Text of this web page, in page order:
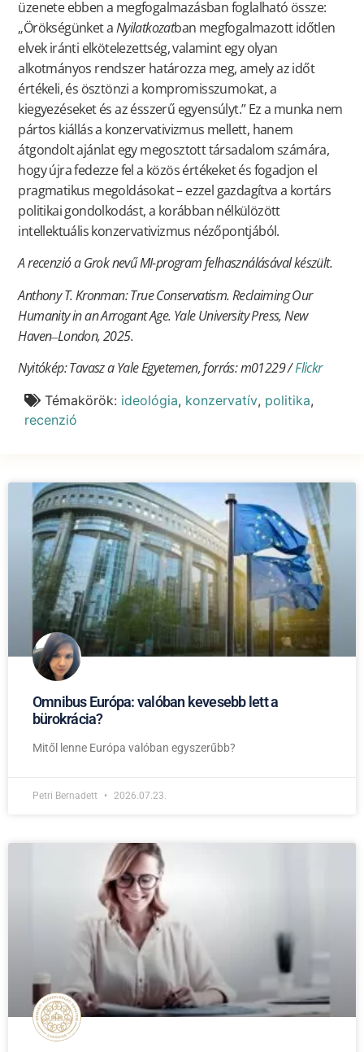
Omnibus Európa: valóban kevesebb lett a
bürokrácia?
Mitől lenne Európa valóban egyszerűbb?
Petri Bernadett 2026.07.23.
üzenete ebben a megfogalmazásban foglalható össze:
„Örökségünket aNyilatkozatban megfogalmazott időtlen
elvek iránti elkötelezettség, valamint egy olyan
alkotmányos rendszer határozza meg, amely az időt
értékeli, és ösztönzi a kompromisszumokat, a
kiegyezéseket és az ésszerű egyensúlyt.” Ez a munka nem
pártos kiállás a konzervativizmus mellett, hanem
átgondolt ajánlat egy megosztott társadalom számára,
hogy újra fedezze fel a közös értékeket és fogadjon el
pragmatikus megoldásokat – ezzel gazdagítva a kortárs
politikai gondolkodást, a korábban nélkülözött
intellektuális konzervativizmus nézőpontjából.
A recenzió a Grok nevű MI-program felhasználásával készült.
Anthony T. Kronman: True Conservatism. Reclaiming Our
Humanity in an Arrogant Age. Yale University Press, New
Haven‒London, 2025.
Nyitókép: Tavasz a Yale Egyetemen, forrás: m01229 /Flickr
Témakörök: ideológia, konzervatív, politika,
recenzió